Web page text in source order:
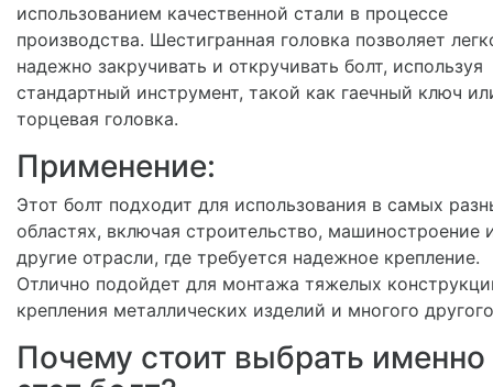
использованием качественной стали в процессе
производства. Шестигранная головка позволяет
надежно закручивать и откручивать болт, используя
стандартный инструмент, такой как гаечный ключ
торцевая головка.
Применение:
Этот болт подходит для использования в самых
областях, включая строительство, машиностроение
другие отрасли, где требуется надежное крепление.
Отлично подойдет для монтажа тяжелых
крепления металлических изделий и многого
Почему стоит выбрать именно